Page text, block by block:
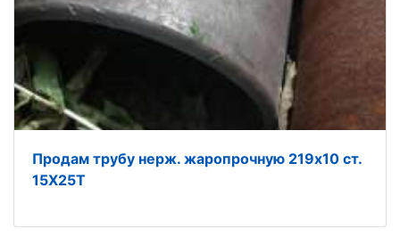
Продам трубу нерж. жаропрочную 219х10 ст.
15Х25Т